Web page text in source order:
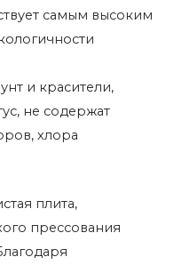
самым высоким
и красители,
не содержат
хлора
плита,
прессования